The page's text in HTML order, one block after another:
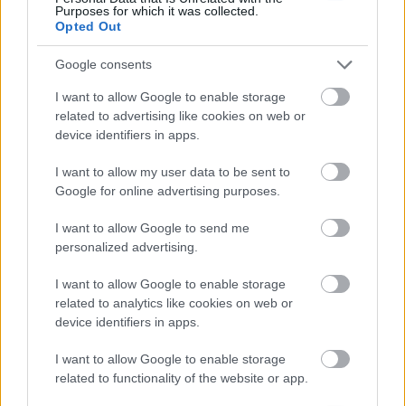
Purposes for which it was collected.
Opted Out
Google consents
I want to allow Google to enable storage
related to advertising like cookies on web or
device identifiers in apps.
I want to allow my user data to be sent to
Google for online advertising purposes.
I want to allow Google to send me
personalized advertising.
I want to allow Google to enable storage
related to analytics like cookies on web or
device identifiers in apps.
I want to allow Google to enable storage
related to functionality of the website or app.
Για να επιτευχθεί αυτό, αναδιοργανώθηκε ο χρόνος
μέσω συγκεκριμένων στρατηγικών, όπως η
συντόμευση των συναντήσεων και των
διαλειμμάτων, καθώς και η κατάργηση περιττών
διαδικασιών. Σημαντικό ρόλο σε αυτή την
αναδιάρθρωση έπαιξε η ψηφιοποίηση, με την
Ισλανδία να διαθέτει μία από τις ταχύτερες
TI ΔΙΑΒΑΖΕΤΑΙ
LIVE ο τελικός του Akyla για τη Eurovision
2026
διέγραψε ο Σωκράτης Φάμελλος